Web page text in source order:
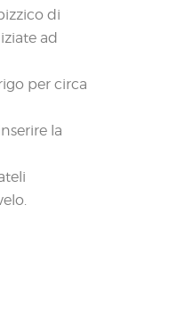
di
ad
per circa
la